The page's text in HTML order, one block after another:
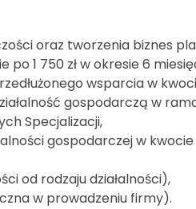
oraz tworzenia biznes
1 750 zł w okresie 6
wsparcia w
gospodarczą w
Specjalizacji,
gospodarczej w
od rodzaju działalności),
w prowadzeniu firmy).